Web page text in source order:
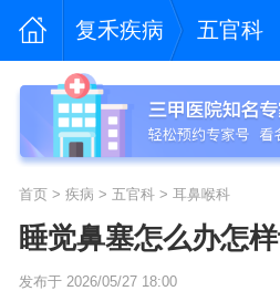
复禾疾病 五官科
首页> 疾病 > 五官科> 耳鼻喉科
睡觉鼻塞怎么办怎
发布于 2026/05/27 18:00